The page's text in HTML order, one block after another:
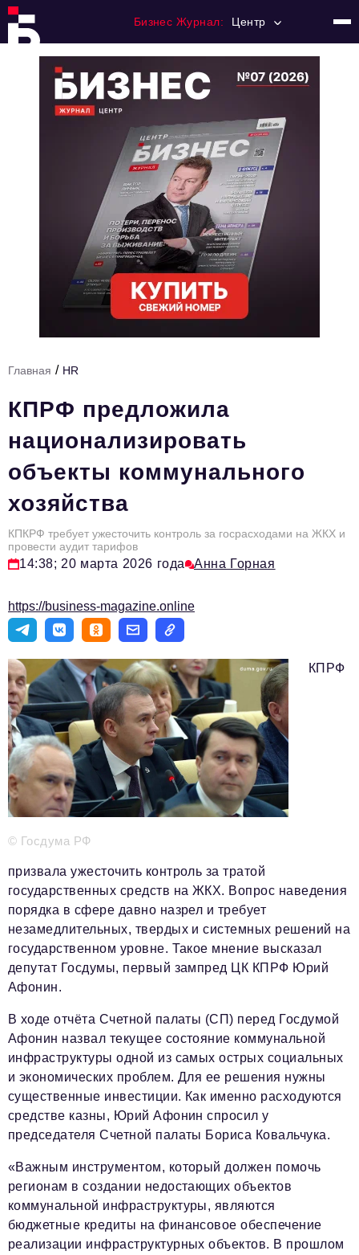
Бизнес Журнал: Центр
Регулирование
Премия "Тульский Бизнес"
История тульского предпринимательства
Тема номера
HR
Персона номера
Инфраструктура развития
Технологии и тренды
Туризм
Мероприятия
Видео
Телефон редакции: +7 495 727-01-67
Электронные почты редакции:
Информационный отдел
info@business-magazine.online
Отдел рекламы
reklama@business-magazine.online
podpiska@business-magazine.online
Отдел по работе с партнерами
partner@business-magazine.online
Главная / HR
КПРФ предложила
национализировать
объекты коммунального
хозяйства
КПКРФ требует ужесточить контроль за госрасходами на ЖКХ и
провести аудит тарифов
14:38; 20 марта 2026 года Анна Горная
https://business-magazine.online
© Госдума РФ
КПРФ
призвала ужесточить контроль за тратой
государственных средств на ЖКХ. Вопрос наведения
порядка в сфере давно назрел и требует
незамедлительных, твердых и системных решений на
государственном уровне. Такое мнение высказал
депутат Госдумы, первый зампред ЦК КПРФ Юрий
Афонин.
В ходе отчёта Счетной палаты (СП) перед Госдумой
Афонин назвал текущее состояние коммунальной
инфраструктуры одной из самых острых социальных
и экономических проблем. Для ее решения нужны
существенные инвестиции. Как именно расходуются
средстве казны, Юрий Афонин спросил у
председателя Счетной палаты Бориса Ковальчука.
«Важным инструментом, который должен помочь
регионам в создании недостающих объектов
коммунальной инфраструктуры, являются
бюджетные кредиты на финансовое обеспечение
реализации инфраструктурных объектов. В прошлом